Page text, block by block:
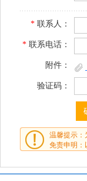
* 联系人：
* 联系电话：
附件：
验证码：
温馨提示：
免责申明：